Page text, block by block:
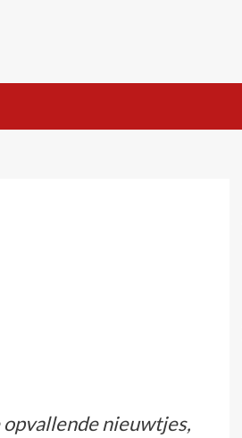
nieuwtjes,